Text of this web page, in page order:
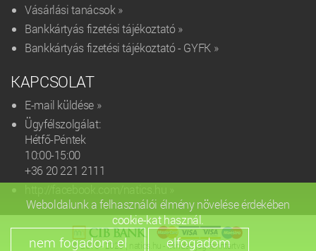
Vásárlási tanácsok »
Bankkártyás fizetési tájékoztató »
Bankkártyás fizetési tájékoztató - GYFK »
KAPCSOLAT
E-mail küldése »
Ügyfélszolgálat:
Hétfő-Péntek
10:00-15:00
+36 20 221 2111‬
http://facebook.com/natics.hu »
© 2015 - 2026 | natics.hu - Minden jog fenntartva
Weboldalunk a felhasználói élmény növelése érdekében
cookie-kat használ.